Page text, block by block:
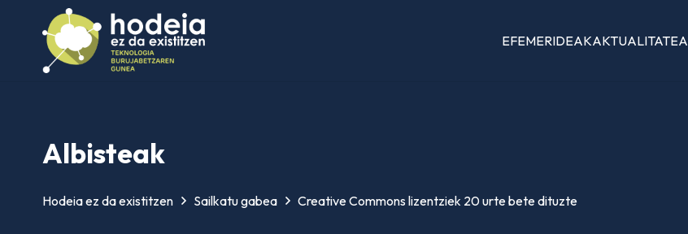
EFEMERIDEAKAKTUALITATEA
Albisteak
Hodeia ez da existitzen Sailkatu gabea Creative Commons lizentziek 20 urte bete dituzte